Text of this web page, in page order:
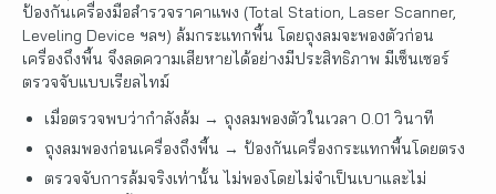
ป้องกันเครื่องมือสำรวจราคาแพง (Total Station, Laser Scanner,
Leveling Device ฯลฯ) ล้มกระแทกพื้น โดยถุงลมจะพองตัวก่อน
เครื่องถึงพื้น จึงลดความเสียหายได้อย่างมีประสิทธิภาพ มีเซ็นเซอร์
ตรวจจับแบบเรียลไทม์
เมื่อตรวจพบว่ากำลังล้ม → ถุงลมพองตัวในเวลา 0.01 วินาที
ถุงลมพองก่อนเครื่องถึงพื้น → ป้องกันเครื่องกระแทกพื้นโดยตรง
ตรวจจับการล้มจริงเท่านั้น ไม่พองโดยไม่จำเป็นเบาและไม่